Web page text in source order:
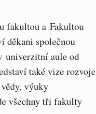
fakultou a Fakultou
děkani společnou
univerzitní aule od
také vize rozvoje
výuky
všechny tři fakulty